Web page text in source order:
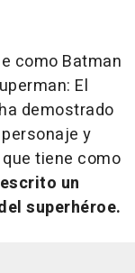
como Batman
El
demostrado
y
tiene como
un
superhéroe.